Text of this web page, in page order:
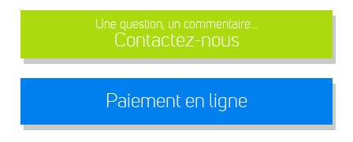
Une question, un commentaire...
Contactez-nous
Paiement en ligne